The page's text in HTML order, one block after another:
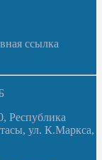
ссылка
Республика
ул. К.Маркса,